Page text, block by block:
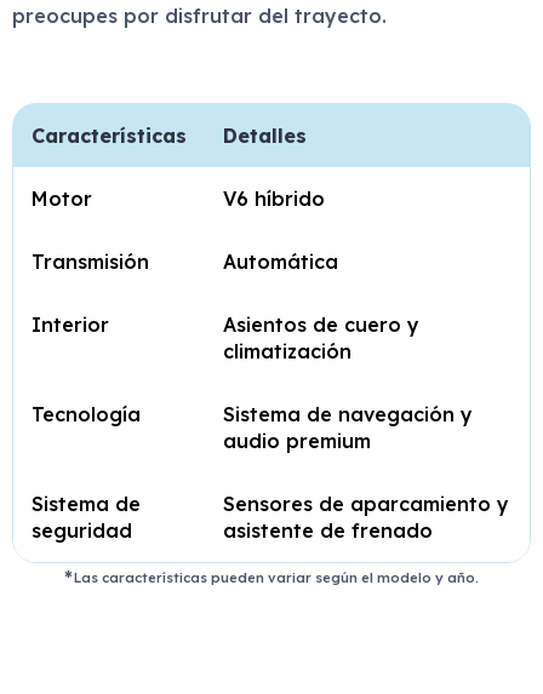
preocupes por disfrutar del trayecto.
Características Detalles
Motor V6 híbrido
Transmisión Automática
Interior
Asientos de cuero y
climatización
Tecnología
Sistema de navegación y
audio premium
Sistema de
seguridad
Sensores de aparcamiento y
asistente de frenado
Las características pueden variar según el modelo y año.